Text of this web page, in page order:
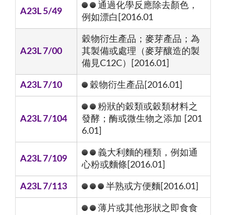
A23L 5/49
通過化學反應除去顏色，
例如漂白[2016.01
A23L 7/00
穀物衍生產品；麥芽產品；為
其製備或處理（麥芽釀造的製
備見C12C）[2016.01]
A23L 7/10 穀物衍生產品[2016.01]
A23L 7/104
粉狀的穀類或穀類材料之
發酵；酶或微生物之添加 [201
6.01]
A23L 7/109
義大利麵的種類，例如通
心粉或麵條[2016.01]
A23L 7/113 半熟或方便麵[2016.01]
薄片或其他形狀之即食食